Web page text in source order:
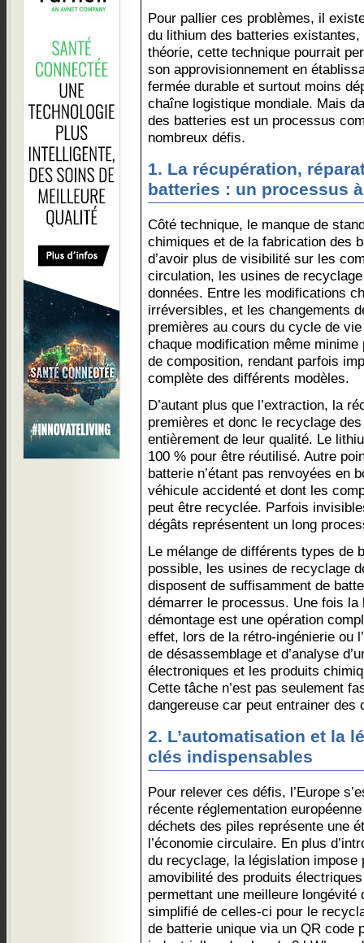
Pour pallier ces problèmes, il
du lithium des batteries
théorie, cette technique pourrait
son approvisionnement en
fermée durable et surtout moins
chaîne logistique mondiale. Mais
des batteries est un processus
nombreux défis.
1. La récupération,
batteries : un processus
Côté technique, le manque de
chimiques et de la fabrication des
d’avoir plus de visibilité sur les
circulation, les usines de
données. Entre les modifications
irréversibles, et les changements
premières au cours du cycle de
chaque modification même
de composition, rendant parfois
complète des différents modèles.
D’autant plus que l’extraction, la
premières et donc le recyclage
entièrement de leur qualité. Le
100 % pour être réutilisé. Autre
batterie n’étant pas renvoyées en
véhicule accidenté et dont les
peut être recyclée. Parfois
dégâts représentent un long
Le mélange de différents types de
possible, les usines de recyclage
disposent de suffisamment de
démarrer le processus. Une fois la
démontage est une opération
effet, lors de la rétro-ingénierie ou
de désassemblage et d’analyse
électroniques et les produits
Cette tâche n’est pas seulement
dangereuse car peut entrainer
2. L’automatisation et la
clés indispensables
Pour relever ces défis, l’Europe
récente réglementation
déchets des piles représente une
l’économie circulaire. En plus
du recyclage, la législation impose
amovibilité des produits
permettant une meilleure
simplifié de celles-ci pour le
de batterie unique via un QR code